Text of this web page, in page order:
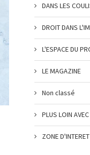
DANS LES
DROIT DANS
L'ESPACE DU
LE MAGAZINE
Non classé
PLUS LOIN AVEC
ZONE D'INTERET